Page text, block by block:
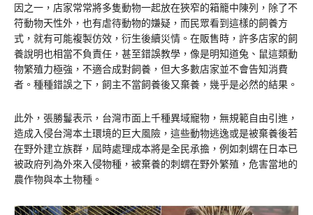
因之一，店家常常將多隻動物一起放在狹窄的箱籠中陳列，除了不
符動物天性外，也有虐待動物的嫌疑，而民眾看到這樣的飼養方
式，就有可能複製仿效，衍生後續災情。在販售時，許多店家的飼
養說明也相當不負責任，甚至錯誤教學，像是明知道兔、鼠這類動
物繁殖力極強，不適合成對飼養，但大多數店家並不會告知消費
者。種種錯誤之下，飼主不當飼養後又棄養，幾乎是必然的結果。
此外，張勝鬘表示，台灣市面上千種異域寵物，無規範自由引進，
造成入侵台灣本土環境的巨大風險，這些動物逃逸或是被棄養後若
在野外建立族群，屆時處理成本將是全民承擔，例如刺蝟在日本已
被政府列為外來入侵物種，被棄養的刺蝟在野外繁殖，危害當地的
農作物與本土物種。